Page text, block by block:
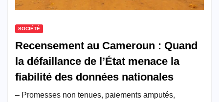
SOCIÉTÉ
Recensement au Cameroun : Quand
la défaillance de l’État menace la
fiabilité des données nationales
– Promesses non tenues, paiements amputés,